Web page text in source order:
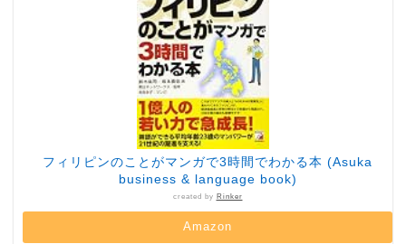
フィリピンのことがマンガで3時間でわかる本 (Asuka
business & language book)
created by Rinker
Amazon